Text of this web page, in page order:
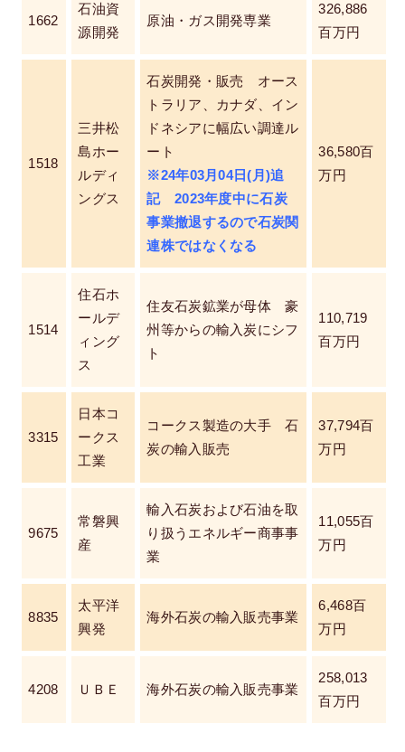
1662
石油資
源開発
原油・ガス開発専業
326,886
百万円
1518
三井松
島ホー
ルディ
ングス
石炭開発・販売 オース
トラリア、カナダ、イン
ドネシアに幅広い調達ル
ート
※24年03月04日(月)追
記 2023年度中に石炭
事業撤退するので石炭関
連株ではなくなる
36,580百
万円
1514
住石ホ
ールデ
ィング
ス
住友石炭鉱業が母体 豪
州等からの輸入炭にシフ
ト
110,719
百万円
3315
日本コ
ークス
工業
コークス製造の大手 石
炭の輸入販売
37,794百
万円
9675
常磐興
産
輸入石炭および石油を取
り扱うエネルギー商事事
業
11,055百
万円
8835
太平洋
興発
海外石炭の輸入販売事業
6,468百
万円
4208 ＵＢＥ 海外石炭の輸入販売事業
258,013
百万円